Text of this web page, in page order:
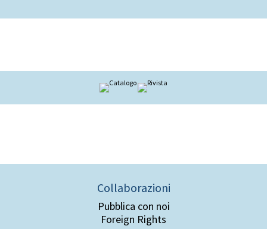
Collaborazioni
Pubblica con noi
Foreign Rights